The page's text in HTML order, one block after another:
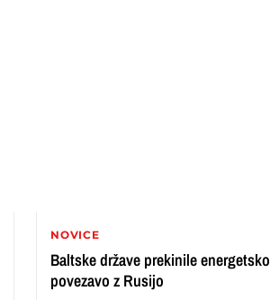
NOVICE
Baltske države prekinile energetsko
povezavo z Rusijo